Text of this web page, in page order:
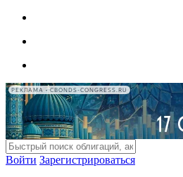
РЕКЛАМА • CBONDS-CONGRESS.RU
Войти Зарегистрироваться